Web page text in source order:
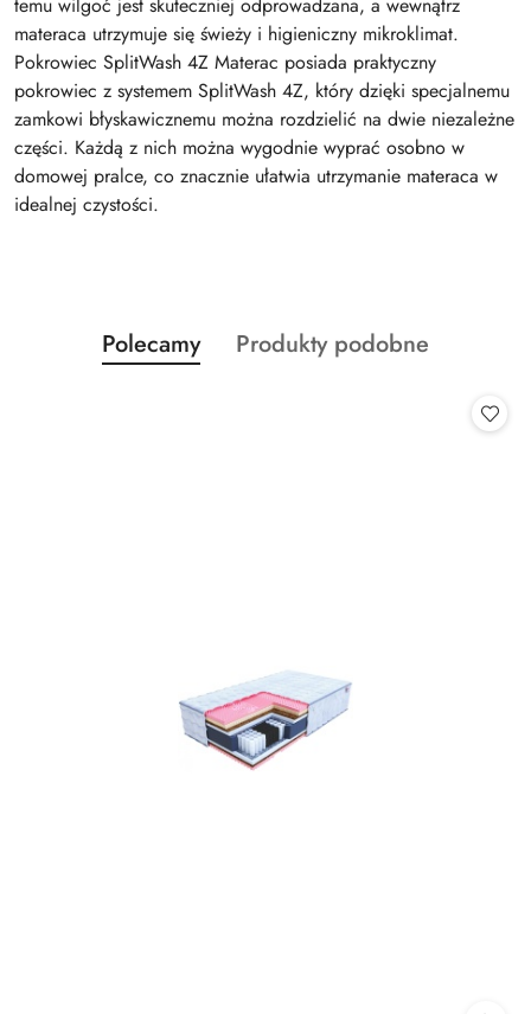
materaca utrzymuje się świeży i higieniczny mikroklimat.
Pokrowiec SplitWash 4Z Materac posiada praktyczny
pokrowiec z systemem SplitWash 4Z, który dzięki specjalnemu
zamkowi błyskawicznemu można rozdzielić na dwie niezależne
części. Każdą z nich można wygodnie wyprać osobno w
domowej pralce, co znacznie ułatwia utrzymanie materaca w
idealnej czystości.
Pomiń karuzelę produktów
Produkty
o
Polecamy
Produkty
Produkty podobne